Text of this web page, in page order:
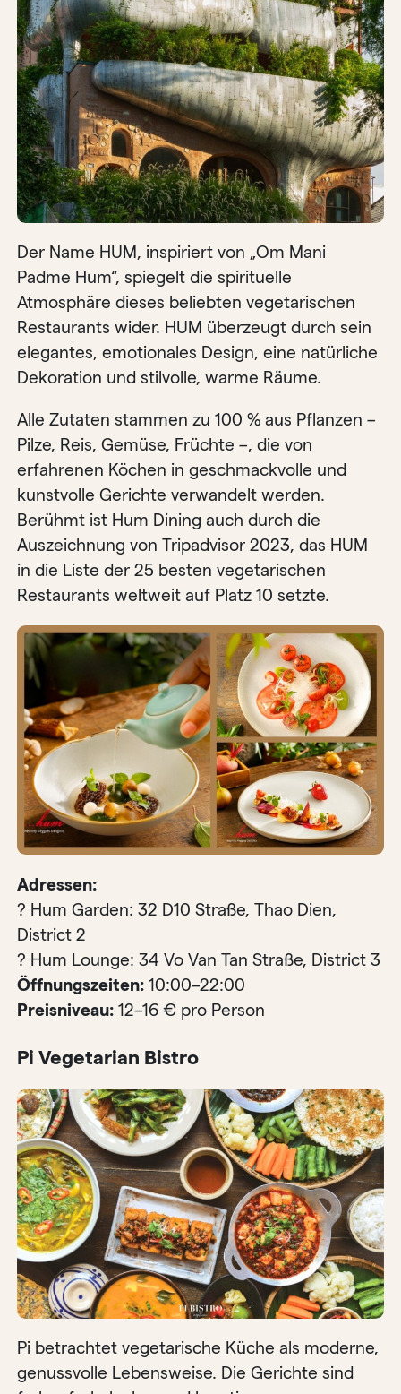
Der Name HUM, inspiriert von „Om Mani
Padme Hum“, spiegelt die spirituelle
Atmosphäre dieses beliebten vegetarischen
Restaurants wider. HUM überzeugt durch sein
elegantes, emotionales Design, eine natürliche
Dekoration und stilvolle, warme Räume.
Alle Zutaten stammen zu 100 % aus Pflanzen –
Pilze, Reis, Gemüse, Früchte –, die von
erfahrenen Köchen in geschmackvolle und
kunstvolle Gerichte verwandelt werden.
Berühmt ist Hum Dining auch durch die
Auszeichnung von Tripadvisor 2023, das HUM
in die Liste der 25 besten vegetarischen
Restaurants weltweit auf Platz 10 setzte.
Adressen:
? Hum Garden: 32 D10 Straße, Thao Dien,
District 2
? Hum Lounge: 34 Vo Van Tan Straße, District 3
Öffnungszeiten: 10:00–22:00
Preisniveau: 12–16 € pro Person
Pi Vegetarian Bistro
Pi betrachtet vegetarische Küche als moderne,
genussvolle Lebensweise. Die Gerichte sind